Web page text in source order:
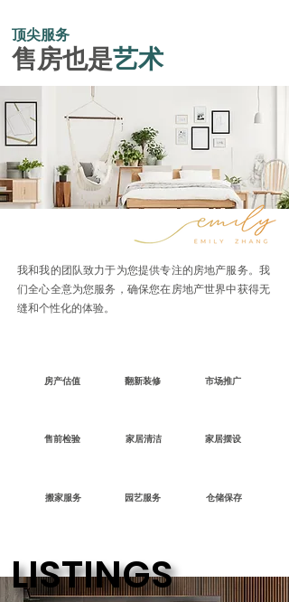
​售房也是艺术
顶尖服务
我和我的团队致力于为您提供专注的房地产服务。我
们全心全意为您服务，确保您在房地产世界中获得无
缝和个性化的体验。
房产估值
售前检验
搬家服务
翻新装修
家居清洁
园艺服务
市场推广
家居摆设
仓储保存
LISTINGS
LISTINGS